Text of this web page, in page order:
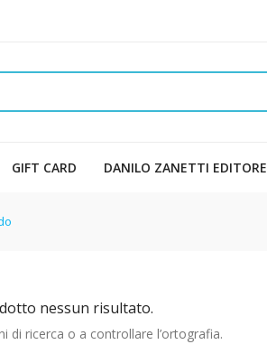
GIFT CARD DANILO ZANETTI EDITORE
nessun risultato.
di ricerca o a controllare l’ortografia.